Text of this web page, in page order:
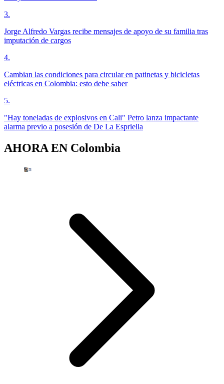
3.
Jorge Alfredo Vargas recibe mensajes de apoyo de su familia tras
imputación de cargos
4.
Cambian las condiciones para circular en patinetas y bicicletas
eléctricas en Colombia: esto debe saber
5.
"Hay toneladas de explosivos en Cali" Petro lanza impactante
alarma previo a posesión de De La Espriella
AHORA EN Colombia